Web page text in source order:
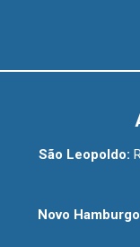
São Leopoldo:
Novo